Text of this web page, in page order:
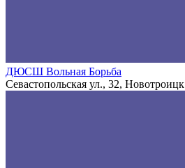
ДЮСШ Вольная Борьба
Севастопольская ул., 32, Новотроицк